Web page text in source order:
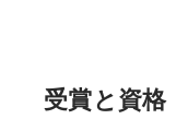
受賞と資格